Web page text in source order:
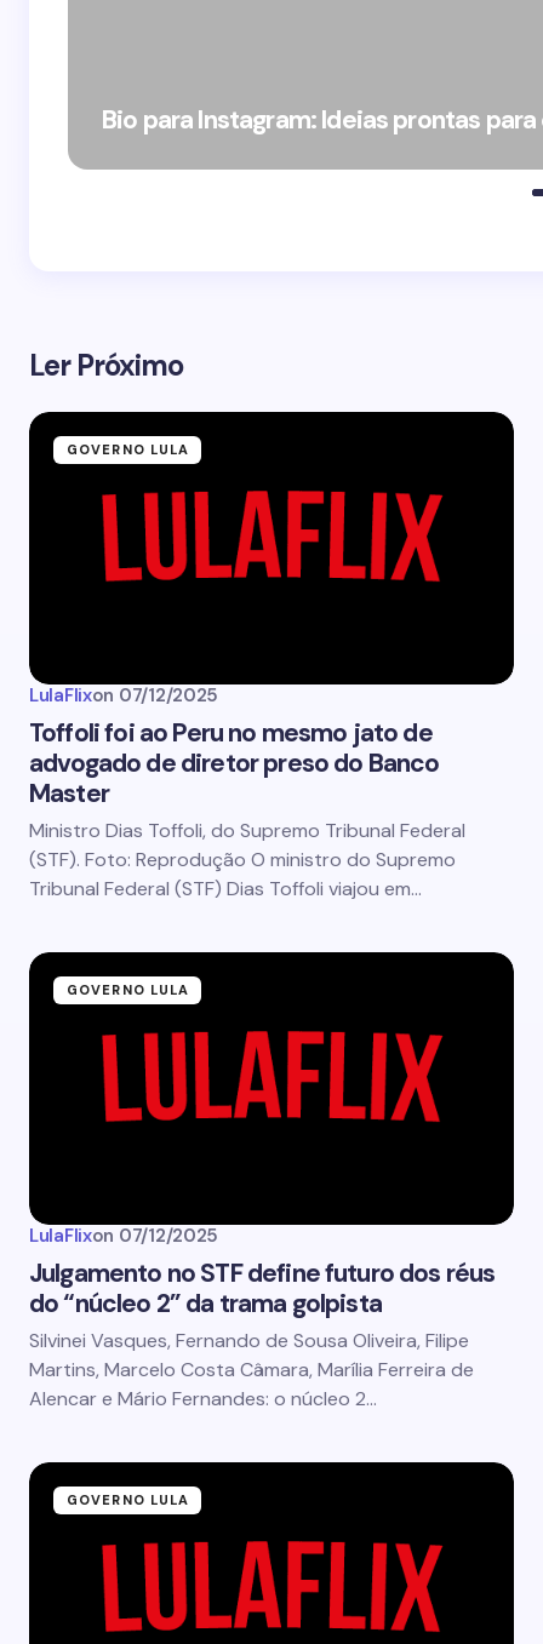
Bio para Instagram: Ideias prontas
Ler Próximo
GOVERNO LULA
LulaFlixon 07/12/2025
Toffoli foi ao Peru no mesmo jato de
advogado de diretor preso do Banco
Master
Ministro Dias Toffoli, do Supremo Tribunal Federal
(STF). Foto: Reprodução O ministro do Supremo
Tribunal Federal (STF) Dias Toffoli viajou em…
GOVERNO LULA
LulaFlixon 07/12/2025
Julgamento no STF define futuro dos réus
do “núcleo 2” da trama golpista
Silvinei Vasques, Fernando de Sousa Oliveira, Filipe
Martins, Marcelo Costa Câmara, Marília Ferreira de
Alencar e Mário Fernandes: o núcleo 2…
GOVERNO LULA